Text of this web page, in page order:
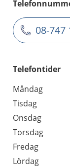
08-747
Telefontider
Måndag
Tisdag
Onsdag
Torsdag
Fredag
Lördag